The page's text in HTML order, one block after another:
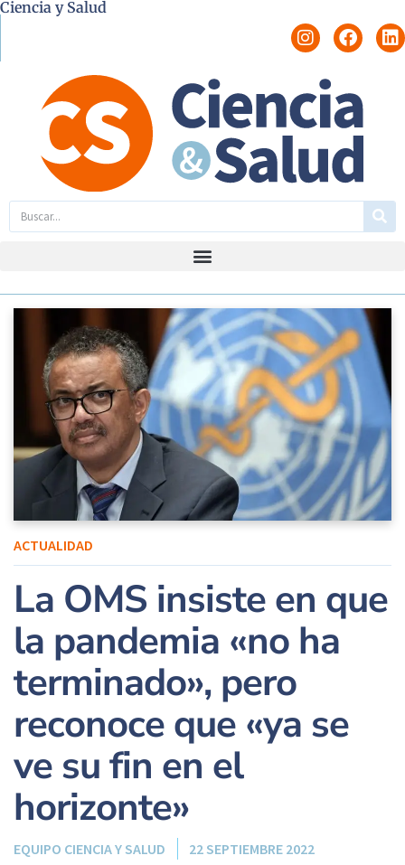
Ciencia y Salud
ACTUALIDAD
La OMS insiste en que
la pandemia «no ha
terminado», pero
reconoce que «ya se
ve su fin en el
horizonte»
EQUIPO CIENCIA Y SALUD 22 SEPTIEMBRE 2022